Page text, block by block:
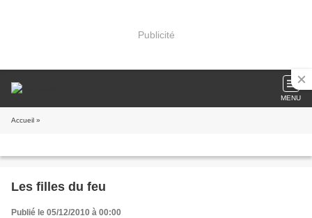
Publicité
MENU
Accueil »
Les filles du feu
Publié le 05/12/2010 à 00:00